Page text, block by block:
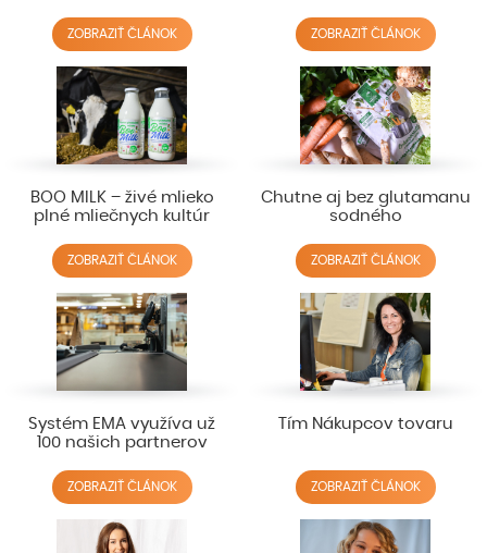
ZOBRAZIŤ ČLÁNOK ZOBRAZIŤ ČLÁNOK
BOO MILK – živé mlieko
plné mliečnych kultúr
ZOBRAZIŤ ČLÁNOK
Chutne aj bez glutamanu
sodného
ZOBRAZIŤ ČLÁNOK
Systém EMA využíva už
100 našich partnerov
ZOBRAZIŤ ČLÁNOK
Tím Nákupcov tovaru
ZOBRAZIŤ ČLÁNOK